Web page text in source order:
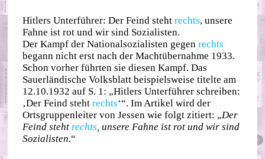
Hitlers Unterführer: Der Feind stehtrechts, unsere
Fahne ist rot und wir sind Sozialisten.
Der Kampf der Nationalsozialisten gegenrechts
begann nicht erst nach der Machtübernahme 1933.
Schon vorher führten sie diesen Kampf. Das
Sauerländische Volksblatt beispielsweise titelte am
12.10.1932 auf S. 1: „Hitlers Unterführer schreiben:
‚Der Feind stehtrechts‘“. Im Artikel wird der
Ortsgruppenleiter von Jessen wie folgt zitiert: „Der
Feind steht rechts , unsere Fahne ist rot und wir sind
Sozialisten.“